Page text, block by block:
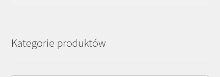
Kategorie produktów